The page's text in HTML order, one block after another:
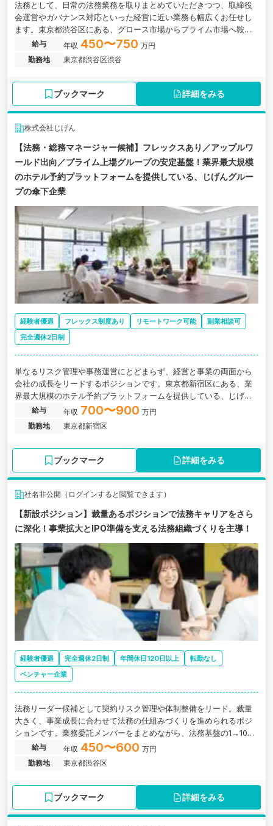
法務として、日常の法務業務を取りまとめていただきつつ、取締役
会運営やガバナンス対応といった経営に近い業務も幅広くお任せし
ます。東京都渋谷区にある、グロース市場からプライム市場へ鞍替
え！マーケティング業界を牽引する成長企業の求人です。
給与 年収 450〜750 万円
勤務地
東京都渋谷区渋谷
ブックマーク 詳細をみる
株式会社じげん
【法務・総務マネージャー候補】フレックスあり／アップルワ
ールド出向／プライム上場グループの安定基盤！業界最大規模
のホテル予約プラットフォームを提供している、じげんグルー
プの傘下企業
経験者優遇 フレックス制度あり リモートワーク可能
副業相談可
完全週休2日制
単なるリスク管理や事務運営にとどまらず、経営と事業の両面から
会社の成長をリードするポジションです。東京都新宿区にある、業
界最大規模のホテル予約プラットフォームを提供している、じげん
グループの傘下企業の求人です。
給与 年収 700〜900 万円
勤務地
東京都新宿区
ブックマーク 詳細をみる
社名非公開（ログインすると閲覧できます）
【新設ポジション】裁量あるポジションで法務キャリアをさら
に深化！事業拡大とIPO準備を支える法務組織づくりを主導！
経験者優遇 完全週休2日制 年間休日120日以上
転勤なし
ベンチャー企業
法務リーダー候補として契約リスク管理や体制整備をリード。裁量
大きく、事業成長に合わせて法務の仕組みづくりを進められるポジ
ションです。業務委託メンバーをまとめながら、法務基盤の1→10に
挑戦できます。
給与 年収 450〜600 万円
勤務地
東京都渋谷区
ブックマーク 詳細をみる